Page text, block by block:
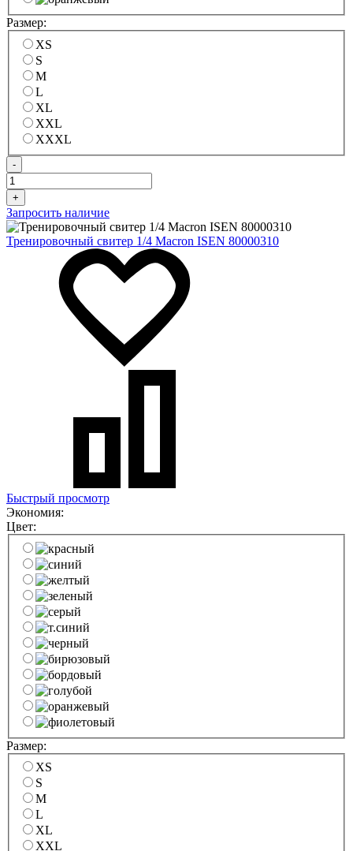
Размер:
XS
S
M
L
XL
XXL
XXXL
-
+
Запросить наличие
Тренировочный свитер 1/4 Macron ISEN 80000310
Быстрый просмотр
Экономия:
Цвет:
Размер:
XS
S
M
L
XL
XXL